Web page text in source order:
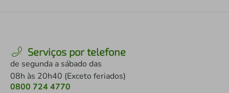
Serviços por telefone
de segunda a sábado das
08h às 20h40 (Exceto feriados)
0800 724 4770